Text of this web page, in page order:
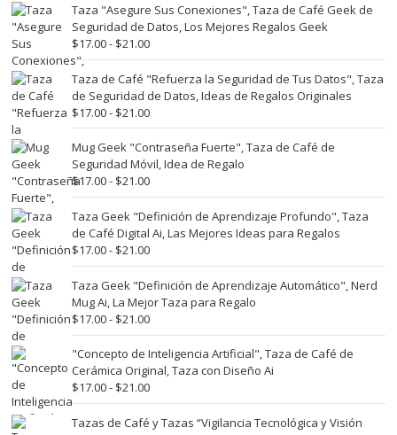
Taza "Asegure Sus Conexiones", Taza de Café Geek de
Seguridad de Datos, Los Mejores Regalos Geek
$17.00- $21.00Rango
de
precios:
desde
$17.00
hasta
$21.00
Taza de Café "Refuerza la Seguridad de Tus Datos", Taza
de Seguridad de Datos, Ideas de Regalos Originales
$17.00- $21.00Rango
de
precios:
desde
$17.00
hasta
$21.00
Mug Geek "Contraseña Fuerte", Taza de Café de
Seguridad Móvil, Idea de Regalo
$17.00- $21.00Rango
de
precios:
desde
$17.00
hasta
$21.00
Taza Geek "Definición de Aprendizaje Profundo", Taza
de Café Digital Ai, Las Mejores Ideas para Regalos
$17.00- $21.00Rango
de
precios:
desde
$17.00
hasta
$21.00
Taza Geek "Definición de Aprendizaje Automático", Nerd
Mug Ai, La Mejor Taza para Regalo
$17.00- $21.00Rango
de
precios:
desde
$17.00
hasta
$21.00
"Concepto de Inteligencia Artificial", Taza de Café de
Cerámica Original, Taza con Diseño Ai
$17.00- $21.00Rango
de
precios:
Tazas de Café y Tazas “Vigilancia Tecnológica y Visión